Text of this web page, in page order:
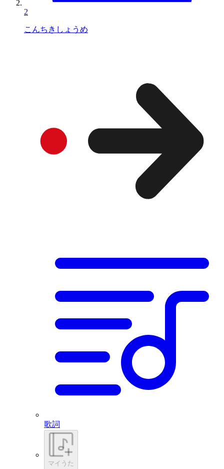
2
こんちきしょうめ
歌詞
マイうた